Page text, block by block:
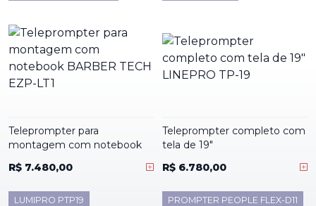
Teleprompter para
montagem com notebook
R$ 7.480,00
Teleprompter completo com
tela de 19"
R$ 6.780,00
LUMIPRO PTP19 PROMPTER PEOPLE FLEX-D11